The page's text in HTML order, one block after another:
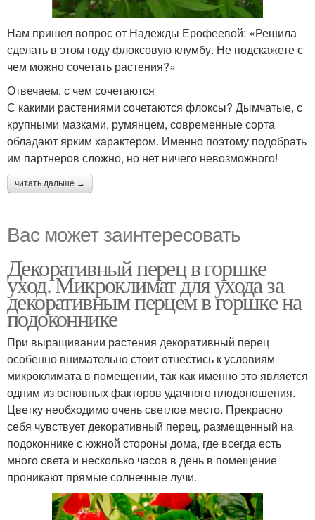
Нам пришел вопрос от Надежды Ерофеевой: «Решила
сделать в этом году флоксовую клумбу. Не подскажете с
чем можно сочетать растения?»
Отвечаем, с чем сочетаются
С какими растениями сочетаются флоксы? Дымчатые, с
крупными мазками, румянцем, современные сорта
обладают ярким характером. Именно поэтому подобрать
им партнеров сложно, но нет ничего невозможного!
читать дальше →
Вас может заинтересовать
Декоративный перец в горшке
уход. Микроклимат для ухода за
декоративным перцем в горшке на
подоконнике
При выращивании растения декоративный перец
особенно внимательно стоит отнестись к условиям
микроклимата в помещении, так как именно это является
одним из основных факторов удачного плодоношения.
Цветку необходимо очень светлое место. Прекрасно
себя чувствует декоративный перец, размещенный на
подоконнике с южной стороны дома, где всегда есть
много света и несколько часов в день в помещение
проникают прямые солнечные лучи.